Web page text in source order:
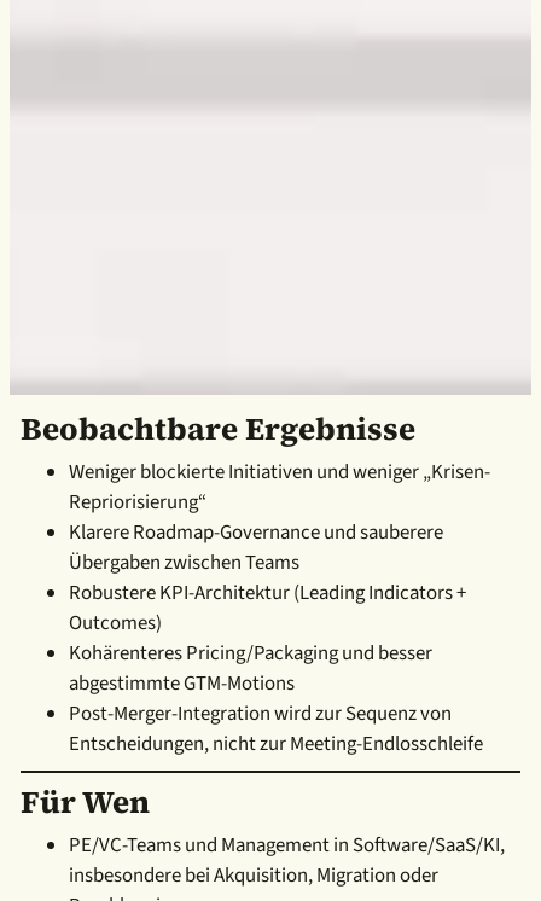
Beobachtbare Ergebnisse
Weniger blockierte Initiativen und weniger „Krisen-
Repriorisierung“
Klarere Roadmap-Governance und sauberere
Übergaben zwischen Teams
Robustere KPI-Architektur (Leading Indicators +
Outcomes)
Kohärenteres Pricing/Packaging und besser
abgestimmte GTM-Motions
Post-Merger-Integration wird zur Sequenz von
Entscheidungen, nicht zur Meeting-Endlosschleife
Für Wen
PE/VC-Teams und Management in Software/SaaS/KI,
insbesondere bei Akquisition, Migration oder